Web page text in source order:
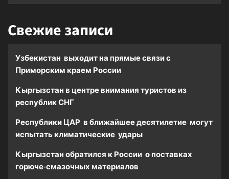
Свежие записи
Узбекистан выходит на прямые связи с
Приморским краем России
Кыргызстан в центре внимания туристов из
республик СНГ
Республики ЦАР в ближайшее десятилетие могут
испытать климатические удары
Кыргызстан обратился к России о поставках
горюче-смазочных материалов